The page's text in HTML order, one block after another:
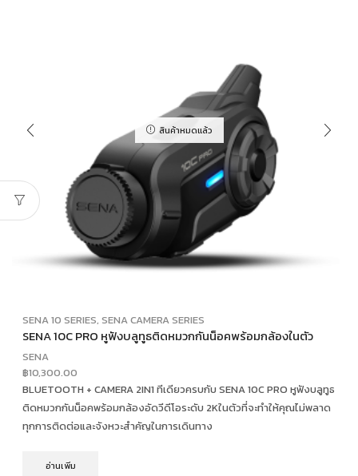
สินค้าหมดแล้ว
SENA 10 SERIES, SENA CAMERA SERIES
SENA 10C PRO หูฟังบลูทูธติดหมวกกันน็อคพร้อมกล้องในตัว
SENA
฿10,300.00
BLUETOOTH + CAMERA 2IN1 ทีเดียวครบกับ SENA 10C PRO หูฟังบลูทูธ
ติดหมวกกันน็อคพร้อมกล้องอัดวีดีโอระดับ 2Kในตัวที่จะทำให้คุณไม่พลาด
ทุกการติดต่อและจังหวะสำคัญในการเดินทาง
อ่านเพิ่ม